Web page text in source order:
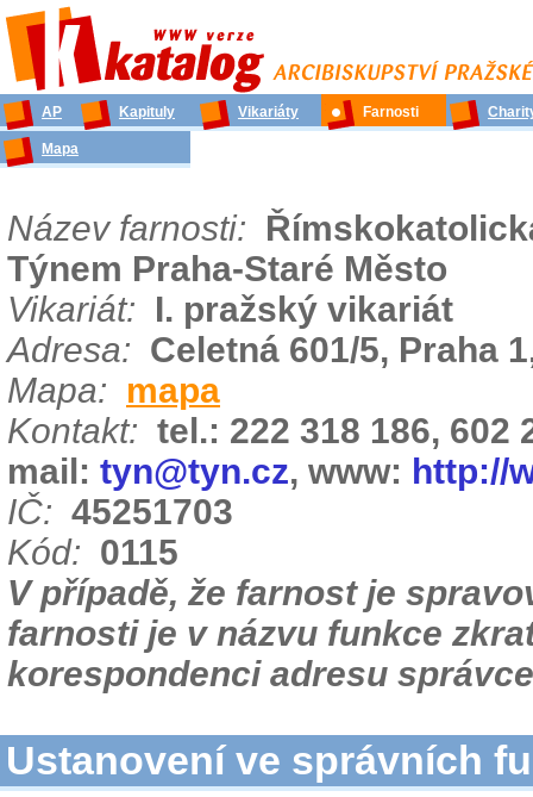
AP Kapituly Vikariáty Farnosti
Mapa
Název farnosti:
Týnem Praha-Staré Město
Vikariát: I. pražský vikariát
Adresa: Celetná 601/5, Praha
Mapa: mapa
Kontakt: tel.: 222 318 186, 602
mail: tyn@tyn.cz, www: http://
IČ: 45251703
Kód: 0115
V případě, že farnost je
farnosti je v názvu funkce
korespondenci adresu
Ustanovení ve správních